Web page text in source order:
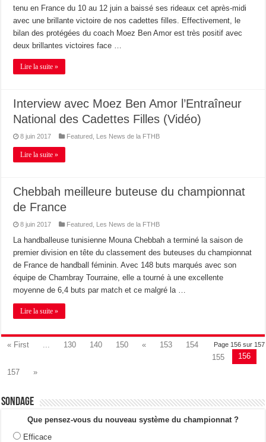
tenu en France du 10 au 12 juin a baissé ses rideaux cet après-midi
avec une brillante victoire de nos cadettes filles. Effectivement, le
bilan des protégées du coach Moez Ben Amor est très positif avec
deux brillantes victoires face …
Lire la suite »
Interview avec Moez Ben Amor l’Entraîneur
National des Cadettes Filles (Vidéo)
8 juin 2017 Featured Les News de la FTHB
Lire la suite »
Chebbah meilleure buteuse du championnat
de France
8 juin 2017 Featured Les News de la FTHB
La handballeuse tunisienne Mouna Chebbah a terminé la saison de
premier division en tête du classement des buteuses du championnat
de France de handball féminin. Avec 148 buts marqués avec son
équipe de Chambray Tourraine, elle a tourné à une excellente
moyenne de 6,4 buts par match et ce malgré la …
Lire la suite »
Page 156 sur 157
« First 130 140 150 « 153
154
155
156
157
»
Sondage
Que pensez-vous du nouveau système du championnat ?
Efficace